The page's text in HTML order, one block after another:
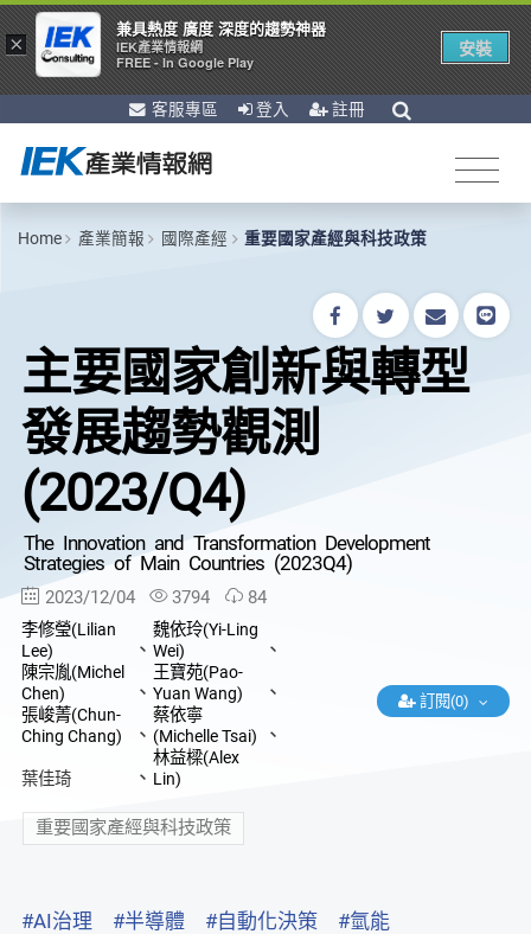
客服專區 登入 註冊
Home 產業簡報 國際產經 重要國家產經與科技政策
主要國家創新與轉型
發展趨勢觀測
(2023/Q4)
The Innovation and Transformation Development
Strategies of Main Countries (2023Q4)
2023/12/04 3794 84
李修瑩(Lilian
Lee)
、
魏依玲(Yi-Ling
Wei)
、
陳宗胤(Michel
Chen)
、
王寶苑(Pao-
Yuan Wang)
、
張峻菁(Chun-
Ching Chang)
、
蔡依寧
(Michelle Tsai)
、
葉佳琦 、
林益樑(Alex
Lin)
訂閱(0)
重要國家產經與科技政策
#AI治理 #半導體 #自動化決策
#氫能
×
兼具熱度 廣度 深度的趨勢神器
IEK產業情報網
FREE - In Google Play
安裝